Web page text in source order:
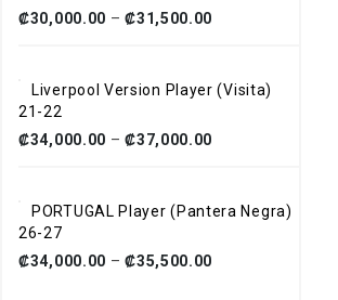
₡30,000.00 –₡31,500.00
Liverpool Version Player (Visita)
21-22
₡34,000.00 –₡37,000.00
PORTUGAL Player (Pantera Negra)
26-27
₡34,000.00 –₡35,500.00